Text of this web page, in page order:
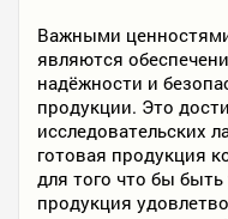
Важными
являются
надёжности и
продукции. Это
исследовательских
готовая продукция
для того что бы
продукция